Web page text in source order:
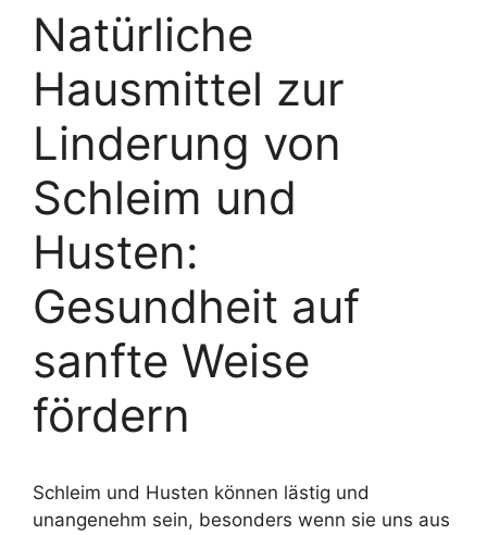
Natürliche
Hausmittel zur
Linderung von
Schleim und
Husten:
Gesundheit auf
sanfte Weise
fördern
Schleim und Husten können lästig und
unangenehm sein, besonders wenn sie uns aus